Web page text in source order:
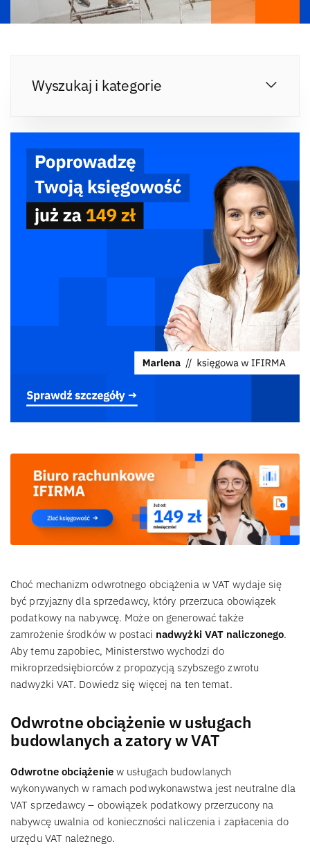
Wyszukaj i kategorie
Choć mechanizm odwrotnego obciążenia w VAT wydaje się
być przyjazny dla sprzedawcy, który przerzuca obowiązek
podatkowy na nabywcę. Może on generować także
zamrożenie środków w postaci nadwyżki VAT naliczonego.
Aby temu zapobiec, Ministerstwo wychodzi do
mikroprzedsiębiorców z propozycją szybszego zwrotu
nadwyżki VAT. Dowiedz się więcej na ten temat.
Odwrotne obciążenie w usługach
budowlanych a zatory w VAT
Odwrotne obciążenie w usługach budowlanych
wykonywanych w ramach podwykonawstwa jest neutralne dla
VAT sprzedawcy – obowiązek podatkowy przerzucony na
nabywcę uwalnia od konieczności naliczenia i zapłacenia do
urzędu VAT należnego.